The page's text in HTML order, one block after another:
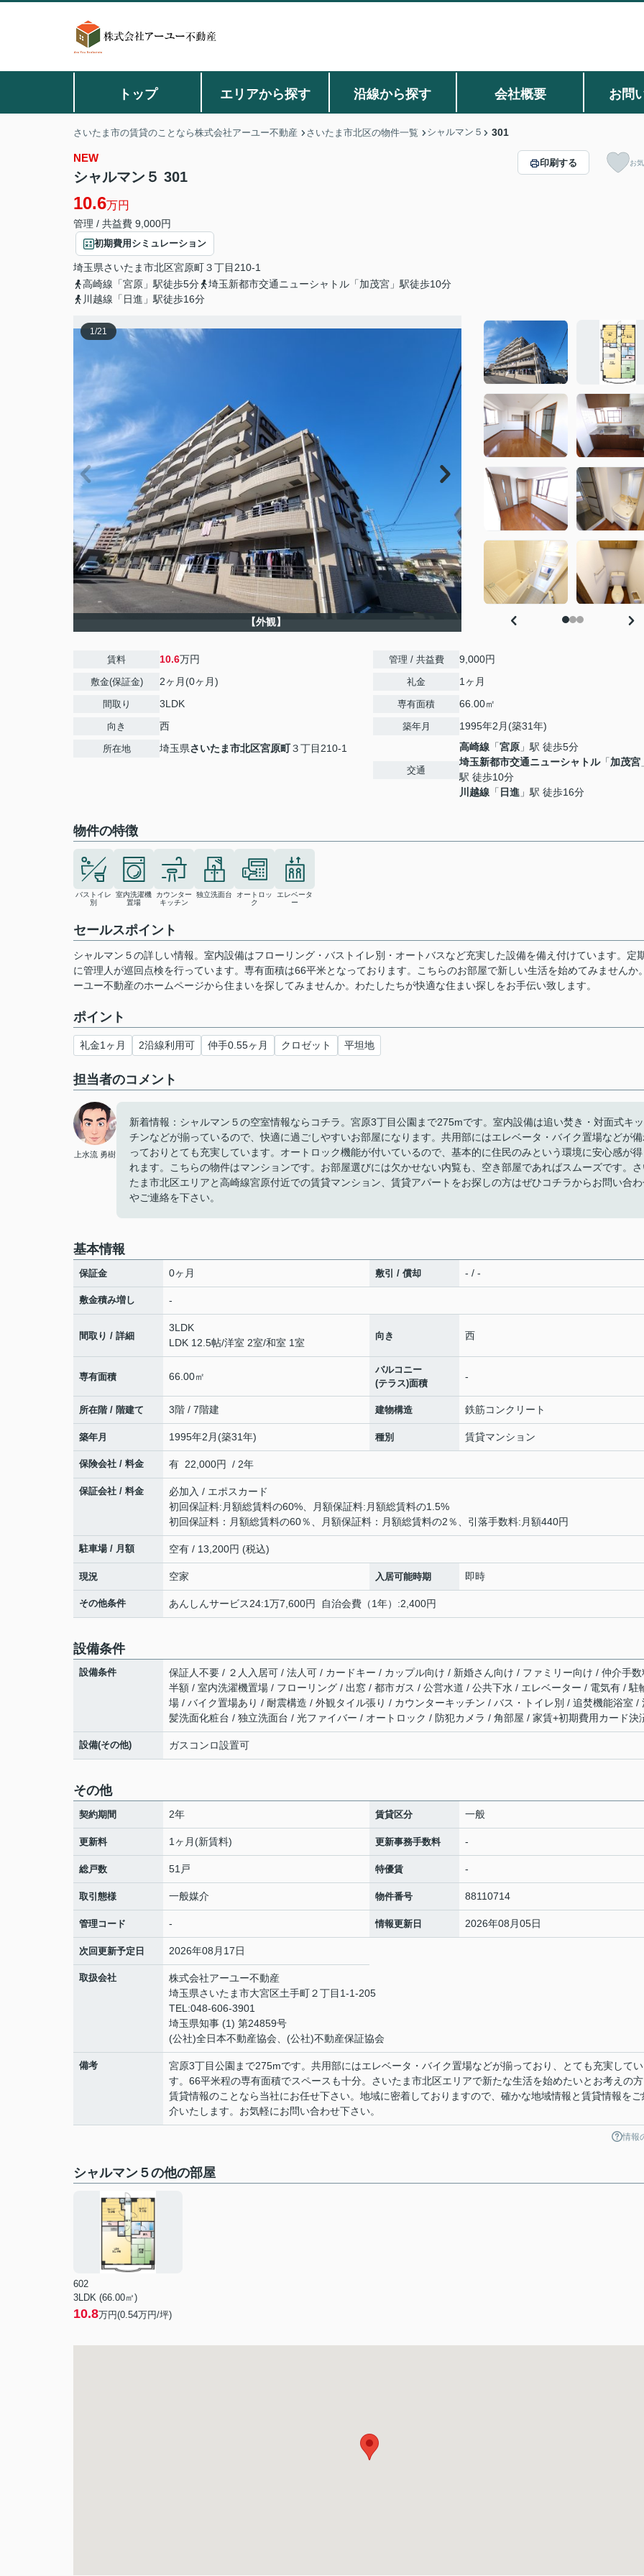
トップ エリアから探す 沿線から探す 会社概要 お問
さいたま市の賃貸のことなら株式会社アーユー不動産 さいたま市北区の物件一覧 シャルマン５ 301
NEW
シャルマン５ 301
10.6万円
管理 / 共益費 9,000円
初期費用シミュレーション
埼玉県さいたま市北区宮原町３丁目210-1
高崎線「宮原」駅徒歩5分
埼玉新都市交通ニューシャトル「加茂宮」駅徒歩10分
川越線「日進」駅徒歩16分
印刷する お
1/21
【外観】
賃料 10.6万円
敷金(保証金) 2ヶ月(0ヶ月)
間取り 3LDK
向き 西
所在地 埼玉県さいたま市北区宮原町３丁目210-1
管理 / 共益費 9,000円
礼金 1ヶ月
専有面積 66.00㎡
築年月 1995年2月(築31年)
交通
高崎線 「宮原 」駅 徒歩5分
埼玉新都市交通ニューシャトル「加茂宮
駅 徒歩10分
川越線 「 日進 」駅 徒歩16分
物件の特徴
バストイレ
別
室内洗濯機
置場
カウンター
キッチン
独立洗面台
オートロッ
ク
エレベータ
ー
セールスポイント
シャルマン５の詳しい情報。室内設備はフローリング・バストイレ別・オートバスなど充実した設備を備え付けています。定
に管理人が巡回点検を行っています。専有面積は66平米となっております。こちらのお部屋で新しい生活を始めてみませんか
ーユー不動産のホームページから住まいを探してみませんか。わたしたちが快適な住まい探しをお手伝い致します。
ポイント
礼金1ヶ月 2沿線利用可 仲手0.55ヶ月 クロゼット 平坦地
担当者のコメント
上水流 勇樹
新着情報：シャルマン５の空室情報ならコチラ。宮原3丁目公園まで275mです。室内設備は追い焚き・対面式キッ
チンなどが揃っているので、快適に過ごしやすいお部屋になります。共用部にはエレベータ・バイク置場などが
っておりとても充実しています。オートロック機能が付いているので、基本的に住民のみという環境に安心感が
れます。こちらの物件はマンションです。お部屋選びには欠かせない内覧も、空き部屋であればスムーズです。
たま市北区エリアと高崎線宮原付近での賃貸マンション、賃貸アパートをお探しの方はぜひコチラからお問い合
やご連絡を下さい。
基本情報
保証金 0ヶ月 敷引 / 償却 - / -
敷金積み増し -
間取り / 詳細
3LDK
LDK 12.5帖/洋室 2室/和室 1室
向き 西
専有面積 66.00㎡
バルコニー
(テラス)面積
-
所在階 / 階建て 3階 / 7階建 建物構造 鉄筋コンクリート
築年月 1995年2月(築31年) 種別 賃貸マンション
保険会社 / 料金 有 22,000円 / 2年
保証会社 / 料金
必加入 / エポスカード
初回保証料:月額総賃料の60%、月額保証料:月額総賃料の1.5%
初回保証料：月額総賃料の60％、月額保証料：月額総賃料の2％、引落手数料:月額440円
駐車場 / 月額 空有 / 13,200円 (税込)
現況 空家 入居可能時期 即時
その他条件 あんしんサービス24:1万7,600円 自治会費（1年）:2,400円
設備条件
設備条件
保証人不要 / ２人入居可 / 法人可 / カードキー / カップル向け / 新婚さん向け / ファミリー向け / 仲介手数
半額 / 室内洗濯機置場 / フローリング / 出窓 / 都市ガス / 公営水道 / 公共下水 / エレベーター / 電気有 / 駐
場 / バイク置場あり / 耐震構造 / 外観タイル張り / カウンターキッチン / バス・トイレ別 / 追焚機能浴室 /
髪洗面化粧台 / 独立洗面台 / 光ファイバー / オートロック / 防犯カメラ / 角部屋 / 家賃+初期費用カード決
設備(その他) ガスコンロ設置可
その他
契約期間 2年 賃貸区分 一般
更新料 1ヶ月(新賃料) 更新事務手数料 -
総戸数 51戸 特優賃 -
取引態様 一般媒介 物件番号 88110714
管理コード - 情報更新日 2026年08月05日
次回更新予定日 2026年08月17日
取扱会社
株式会社アーユー不動産
埼玉県さいたま市大宮区土手町２丁目1-1-205
TEL:048-606-3901
埼玉県知事 (1) 第24859号
(公社)全日本不動産協会、(公社)不動産保証協会
備考
宮原3丁目公園まで275mです。共用部にはエレベータ・バイク置場などが揃っており、とても充実して
す。66平米程の専有面積でスペースも十分。さいたま市北区エリアで新たな生活を始めたいとお考えの
賃貸情報のことなら当社にお任せ下さい。地域に密着しておりますので、確かな地域情報と賃貸情報をご
介いたします。お気軽にお問い合わせ下さい。
情報
シャルマン５の他の部屋
602
3LDK (66.00㎡)
10.8万円(0.54万円/坪)